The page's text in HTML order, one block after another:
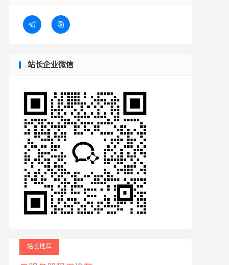
 
站长企业微信
站长推荐